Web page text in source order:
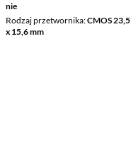
nie
Rodzaj przetwornika CMOS 23,5
x 15,6 mm